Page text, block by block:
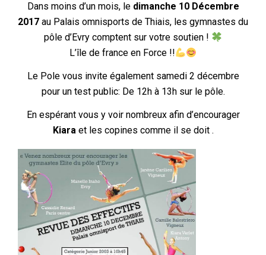
Dans moins d’un mois, ledimanche 10 Décembre
2017 au Palais omnisports de Thiais, les gymnastes du
pôle d’Evry comptent sur votre soutien !
L’île de france en Force !!
Le Pole vous invite également samedi 2 décembre
pour un test public: De 12h à 13h sur le pôle.
En espérant vous y voir nombreux afin d’encourager
Kiaraet les copines comme il se doit .